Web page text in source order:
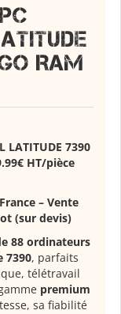
RAM
LATITUDE 7390
HT/pièce
– Vente
(sur devis)
88 ordinateurs
7390, parfaits
télétravail
premium
sa fiabilité